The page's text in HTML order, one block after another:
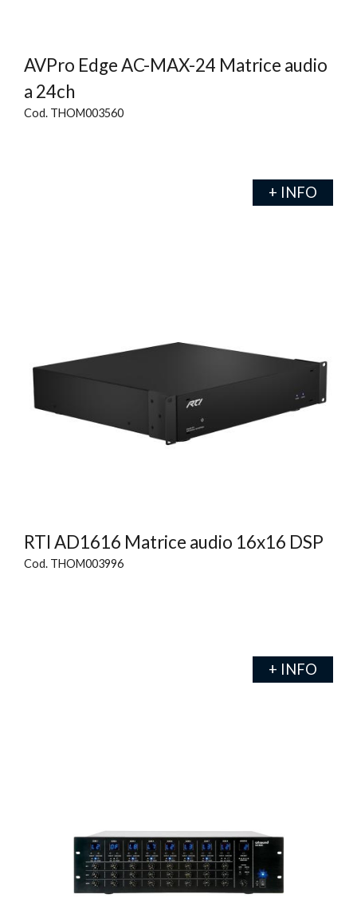
AVPro Edge AC-MAX-24 Matrice audio
a 24ch
Cod. THOM003560
+ INFO
RTI AD1616 Matrice audio 16x16 DSP
Cod. THOM003996
+ INFO